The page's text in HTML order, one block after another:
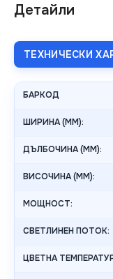
Детайли
ТЕХНИЧЕСКИ
БАРКОД
ШИРИНА (MM):
ДЪЛБОЧИНА (MM):
ВИСОЧИНА (MM):
МОЩНОСТ:
СВЕТЛИНЕН ПОТОК:
ЦВЕТНА